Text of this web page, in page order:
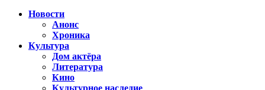
Новости
Анонс
Хроника
Культура
Дом актёра
Литература
Кино